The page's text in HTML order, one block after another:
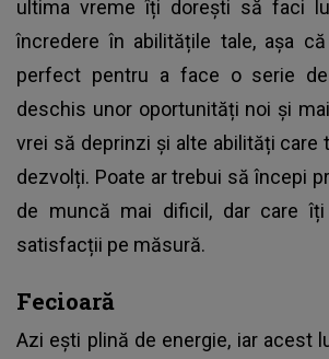
ultima vreme îți dorești să faci
încredere în abilitățile tale, așa
perfect pentru a face o serie
deschis unor oportunități noi și
vrei să deprinzi și alte abilități care
dezvolți. Poate ar trebui să începi
de muncă mai dificil, dar care
satisfacții pe măsură.
Fecioară
Azi ești plină de energie, iar acest